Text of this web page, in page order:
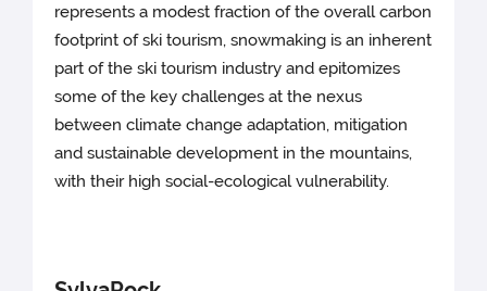
represents a modest fraction of the overall carbon
footprint of ski tourism, snowmaking is an inherent
part of the ski tourism industry and epitomizes
some of the key challenges at the nexus
between climate change adaptation, mitigation
and sustainable development in the mountains,
with their high social-ecological vulnerability.